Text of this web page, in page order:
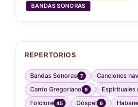
REPERTORIOS
Bandas Sonoras 7 Canciones
Canto Gregoriano 9 Espirituales
Folclore 45 Góspel 6
BANDAS SONORAS